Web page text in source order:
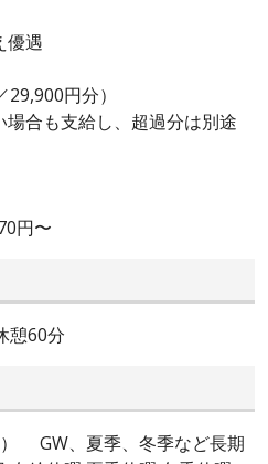
優遇
円分）
場合も支給し、超過分は別途
円〜
憩60分
GW、夏季、冬季など長期